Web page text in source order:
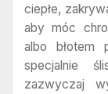
ciepłe,
aby móc
albo błotem
specjalnie
zazwyczaj